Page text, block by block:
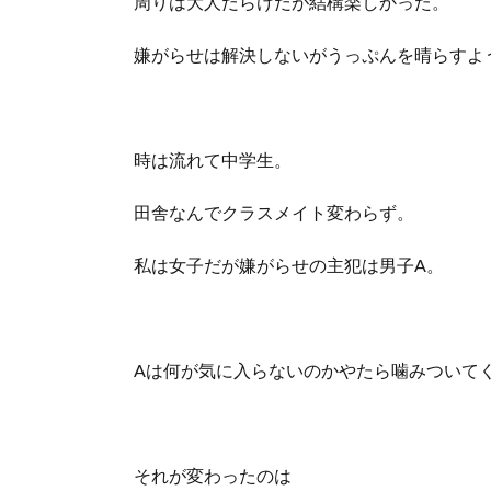
嫌がらせは解決しないがうっぷんを晴らすよ
時は流れて中学生。
田舎なんでクラスメイト変わらず。
私は女子だが嫌がらせの主犯は男子A。
Aは何が気に入らないのかやたら噛みついてく
それが変わったのは